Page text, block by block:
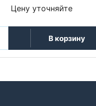
Цену уточняйте
В корзину